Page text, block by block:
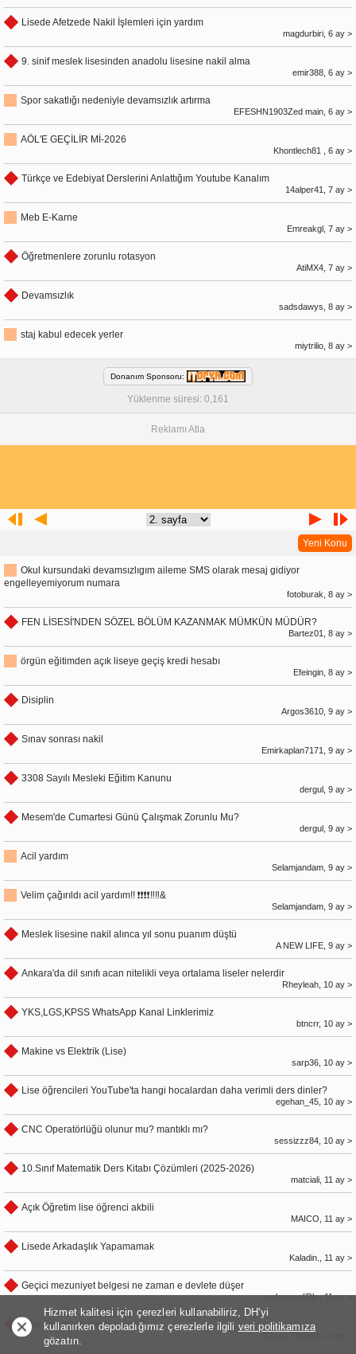
Lisede Afetzede Nakil İşlemleri için yardım
magdurbiri, 6 ay >
9. sinif meslek lisesinden anadolu lisesine nakil alma
emir388, 6 ay >
Spor sakatlığı nedeniyle devamsızlık artırma
EFESHN1903Zed main, 6 ay >
AÖL'E GEÇİLİR Mİ-2026
Khontlech81 , 6 ay >
Türkçe ve Edebiyat Derslerini Anlattığım Youtube Kanalım
14alper41, 7 ay >
Meb E-Karne
Emreakgl, 7 ay >
Öğretmenlere zorunlu rotasyon
AtiMX4, 7 ay >
Devamsızlık
sadsdawys, 8 ay >
staj kabul edecek yerler
miytrilio, 8 ay >
Donanım Sponsoru:
Yüklenme süresi: 0,161
Reklamı Atla
Yeni Konu
Okul kursundaki devamsızlıgım aileme SMS olarak mesaj gidiyor
engelleyemiyorum numara
fotoburak, 8 ay >
FEN LİSESİ'NDEN SÖZEL BÖLÜM KAZANMAK MÜMKÜN MÜDÜR?
Bartez01, 8 ay >
örgün eğitimden açık liseye geçiş kredi hesabı
Efeingin, 8 ay >
Disiplin
Argos3610, 9 ay >
Sınav sonrası nakil
Emirkaplan7171, 9 ay >
3308 Sayılı Mesleki Eğitim Kanunu
dergul, 9 ay >
Mesem'de Cumartesi Günü Çalışmak Zorunlu Mu?
dergul, 9 ay >
Acil yardım
Selamjandam, 9 ay >
Velim çağırıldı acil yardım!! ❗❗❗❗‼️‼&
Selamjandam, 9 ay >
Meslek lisesine nakil alınca yıl sonu puanım düştü
A NEW LIFE, 9 ay >
Ankara'da dil sınıfı acan nitelikli veya ortalama liseler nelerdir
Rheyleah, 10 ay >
YKS,LGS,KPSS WhatsApp Kanal Linklerimiz
btncrr, 10 ay >
Makine vs Elektrik (Lise)
sarp36, 10 ay >
Lise öğrencileri YouTube'ta hangi hocalardan daha verimli ders dinler?
egehan_45, 10 ay >
CNC Operatörlüğü olunur mu? mantıklı mı?
sessizzz84, 10 ay >
10.Sınıf Matematik Ders Kitabı Çözümleri (2025-2026)
matciali, 11 ay >
Açık Öğretim lise öğrenci akbili
MAICO, 11 ay >
Lisede Arkadaşlık Yapamamak
Kaladin., 11 ay >
Geçici mezuniyet belgesi ne zaman e devlete düşer
cukurovaliDh , 11 ay >
Özel lise mi, devlet lisesi mi?
Hizmet kalitesi için çerezleri kullanabiliriz, DH'yi
kullanırken depoladığımız çerezlerle ilgili veri politikamıza
gözatın.